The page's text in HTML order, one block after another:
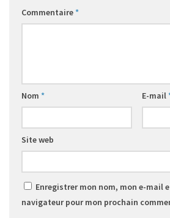
Commentaire*
Nom * E-mail
Site web
Enregistrer mon nom, mon e-mail
navigateur pour mon prochain